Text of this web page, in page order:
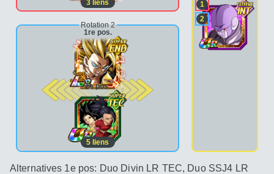
3 liens
Rotation 2
1re pos.
2e pos.
5 liens
1
2
Alternatives 1e pos: Duo Divin LR TEC, Duo SSJ4 LR